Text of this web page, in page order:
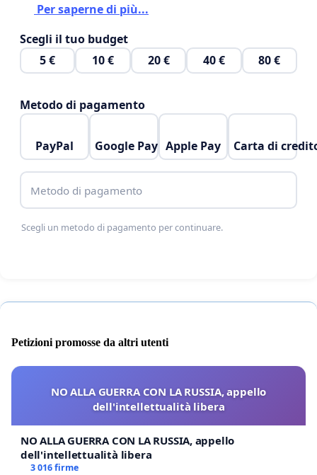
Per saperne di più...
Scegli il tuo budget
5 €
10 € 20 € 40 € 80 €
Metodo di pagamento
PayPal Google Pay Apple Pay Carta di
Metodo di pagamento
Scegli un metodo di pagamento per continuare.
Petizioni promosse da altri utenti
NO ALLA GUERRA CON LA RUSSIA, appello
dell'intellettualità libera
NO ALLA GUERRA CON LA RUSSIA, appello
dell'intellettualità libera
3 016 firme